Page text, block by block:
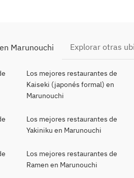
Marunouchi Explorar otras
Los mejores restaurantes de
Kaiseki (japonés formal) en
Marunouchi
Los mejores restaurantes de
Yakiniku en Marunouchi
Los mejores restaurantes de
Ramen en Marunouchi